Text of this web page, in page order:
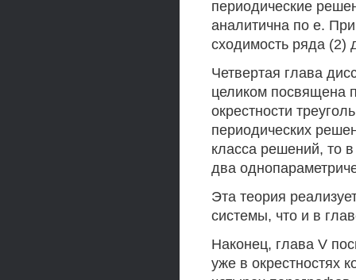
периодические
аналитична по е.
сходимость ряда (2)
Четвертая глава
целиком посвящена
окрестности
периодических
класса решений, то
два
Эта теория
системы, что и в
Наконец, глава V
уже в окрестностях